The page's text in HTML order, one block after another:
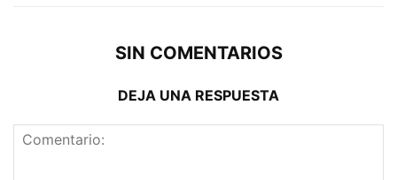
SIN COMENTARIOS
DEJA UNA RESPUESTA